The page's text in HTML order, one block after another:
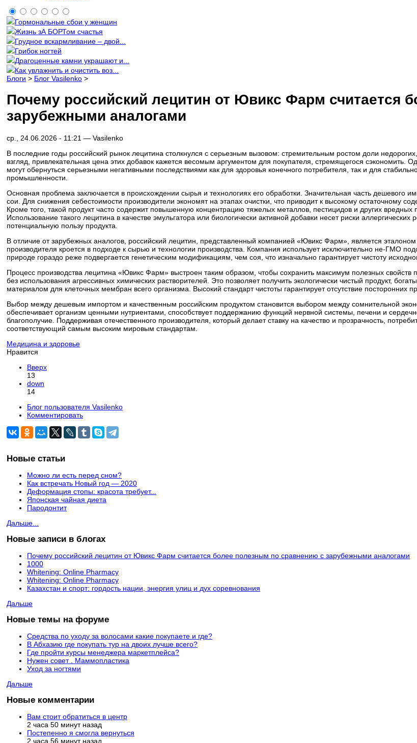
Гормональные сбои у женщин
Жизнь зА БОРТом счастья
Грудное вскармливание – двой...
Грибок ногтей
Драгоценные камни украшают и...
Как увлажнить и очистить воз...
Блоги > Блог Vasilenko >
Почему российский лецитин от Ювикс Фарм считается
зарубежными аналогами
ср., 24.06.2026 - 11:21 — Vasilenko
В последние годы российский рынок лецитина столкнулся с серьезным вызовом: стремительным ростом доли
взгляд, привлекательная цена этих добавок кажется весомым аргументом для покупателя, стремящегося сэкономить.
могут обернуться серьезными негативными последствиями как для здоровья конечного потребителя, так и для
промышленности.
Основная проблема заключается в происхождении сырья и технологиях его обработки. Значительная часть дешевого
сои. Для снижения себестоимости производители экономят на этапах очистки, что приводит к высокому остаточному
Кроме того, такой продукт часто содержит повышенную концентрацию тяжелых металлов, пестицидов и других вредных
Использование такого лецитина в качестве эмульгатора или биологически активной добавки несет риски
потенциальную пользу продукта.
В отличие от зарубежных аналогов, российский лецитин, представленный компанией «Ювикс Фарм», является
производителя кроется в подходе к сырью и технологии производства. Компания использует исключительно не-ГМО
природе гораздо реже подвергается генетическим модификациям, чем соя, что изначально гарантирует чистоту
Процесс производства лецитина «Ювикс Фарм» выстроен таким образом, чтобы сохранить максимум полезных
без использования агрессивных химических растворителей. Это позволяет получить экологически чистый продукт,
материалом для клеточных мембран всего организма. Высокий стандарт чистоты гарантирует отсутствие посторонних
Выбор между дешевым импортом и качественным российским продуктом становится выбором между сомнительной
обеспечивает организм ценными нутриентами, способствует поддержанию функций нервной системы, печени и
благополучие. Поддерживая отечественного производителя, который делает ставку на качество и прозрачность,
соответствующий самым высоким мировым стандартам.
Медицина и здоровье
Нравится
Вверх
13
down
14
Блог пользователя Vasilenko
Комментировать
Новые статьи
Можно ли есть перед сном?
Как встречать Новый год — 2020
Деформация стопы: красота требует...
Японская чайная диета
Пародонтит
Дальше...
Новые записи в блогах
Почему российский лецитин от Ювикс Фарм считается более полезным по сравнению с зарубежными аналогами
1000
Whitening: Online Pharmacy
Whitening: Online Pharmacy
Казахстан и спорт: гордость нации, энергия улиц и дух соревнования
Дальше
Новые темы на форуме
Средства по уходу за волосами какие покупаете и где?
В Абхазию где покупать тур на двоих лучше всего?
Где пройти курсы менеджера маркетплейса?
Нужен совет . Маммопластика
Уход за ногтями
Дальше
Новые комментарии
Вам стоит обратиться в центр
2 часа 50 минут назад
Постепенно я смогла вернуться
2 часа 56 минут назад